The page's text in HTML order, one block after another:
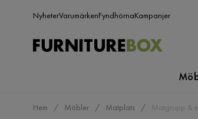
NyheterVarumärkenFyndhörnaKampanjer
Hem Möbler Matplats Matgrupp &